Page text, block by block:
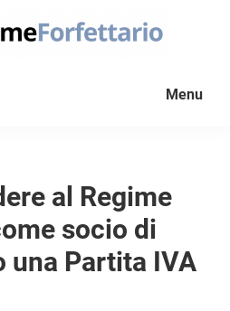
Menu
al Regime
socio di
una Partita IVA